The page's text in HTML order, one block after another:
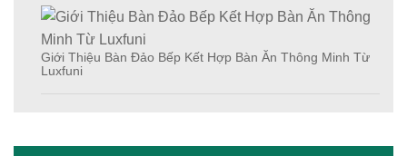
Giới Thiệu Bàn Đảo Bếp Kết Hợp Bàn Ăn Thông Minh Từ
Luxfuni